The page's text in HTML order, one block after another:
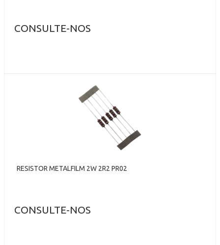
CONSULTE-NOS
RESISTOR METALFILM 2W 2R2 PR02
CONSULTE-NOS